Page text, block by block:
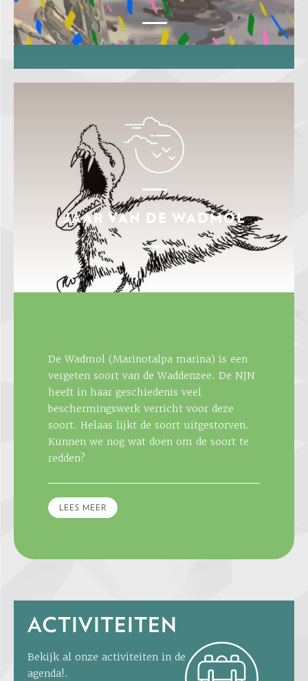
JAAR VAN DE WADMOL
De Wadmol (Marinotalpa marina) is een
vergeten soort van de Waddenzee. De NJN
heeft in haar geschiedenis veel
beschermingswerk verricht voor deze
soort. Helaas lijkt de soort uitgestorven.
Kunnen we nog wat doen om de soort te
redden?
LEES MEER
ACTIVITEITEN
Bekijk al onze activiteiten in de
agenda!.